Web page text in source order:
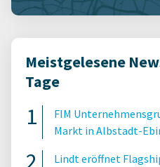
Meistgelesene
Tage
FIM
Markt in Albstadt-
Lindt eröffnet